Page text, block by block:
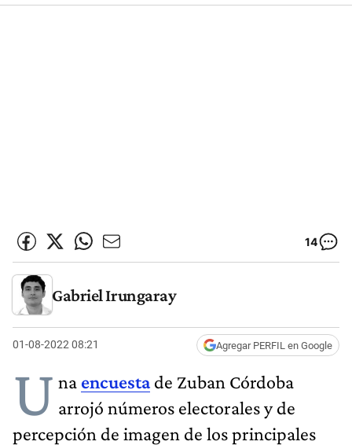
14
Gabriel Irungaray
01-08-2022 08:21 Agregar PERFIL en Google
U na encuestade Zuban Córdoba
arrojó números electorales y de
percepción de imagen de los principales